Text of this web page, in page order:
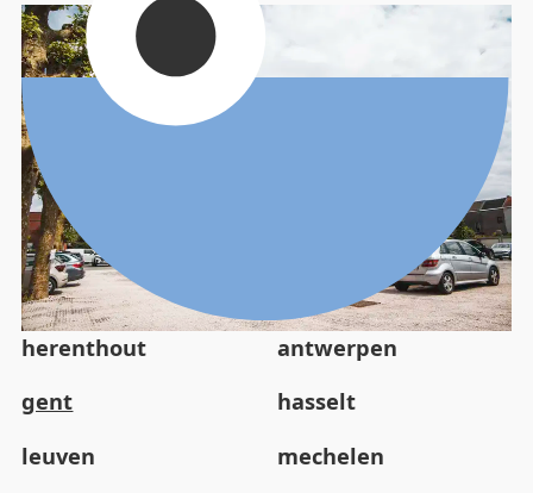
herenthout
antwerpen
gent
hasselt
leuven
mechelen